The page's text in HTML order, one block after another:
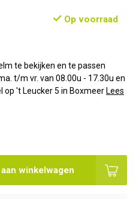
Op voorraad
te bekijken en te passen
t/m vr. van 08.00u - 17.30u en
op 't Leucker 5 in Boxmeer Lees
winkelwagen